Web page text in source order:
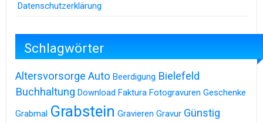
Datenschutzerklärung
Schlagwörter
Altersvorsorge Auto Beerdigung Bielefeld
Buchhaltung Download Faktura Fotogravuren Geschenke
Grabmal Grabstein Gravieren Gravur Günstig